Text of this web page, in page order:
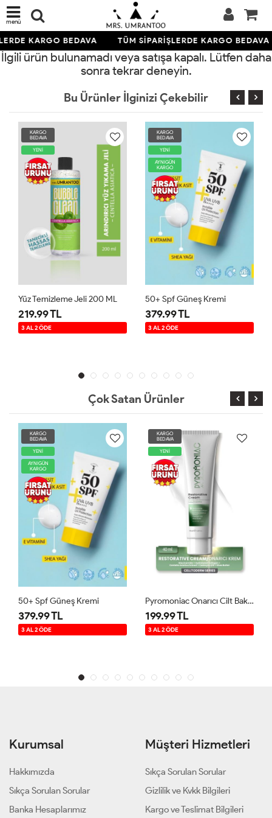
menü
KARGO BEDAVA TÜM SİPARİŞLERDE KARGO BEDAVA
İlgili ürün bulunamadı veya satışa kapalı. Lütfen daha
sonra tekrar deneyin.
Bu Ürünler İlginizi Çekebilir
KARGO
BEDAVA
YENİ
Yüz Temizleme Jeli 200 ML
219.99 TL
3 AL 2 ÖDE
KARGO
BEDAVA
YENİ
AYNIGÜN
KARGO
50+ Spf Güneş Kremi
379.99 TL
3 AL 2 ÖDE
Çok Satan Ürünler
KARGO
BEDAVA
YENİ
AYNIGÜN
KARGO
50+ Spf Güneş Kremi
379.99 TL
3 AL 2 ÖDE
KARGO
BEDAVA
YENİ
Pyromoniac Onarıcı Cilt Bakım Kremi 40 Ml
199.99 TL
3 AL 2 ÖDE
Kurumsal
Hakkımızda
Sıkça Sorulan Sorular
Banka Hesaplarımız
Müşteri Hizmetleri
Sıkça Sorulan Sorular
Gizlilik ve Kvkk Bilgileri
Kargo ve Teslimat Bilgileri